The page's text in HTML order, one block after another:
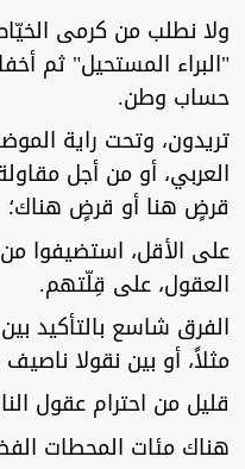
ولا نطلب من كرمى
"البراء المستحيل" ثم
حساب وطن.
تريدون، وتحت راية
العربي، أو من أجل
قرضٍ هنا أو قرضٍ هناك؛
على الأقل، استضيفوا
العقول، على قِلّتهم.
الفرق شاسع بالتأكيد
مثلاً، أو بين نقولا
قليل من احترام عقول
هناك مئات المحطات